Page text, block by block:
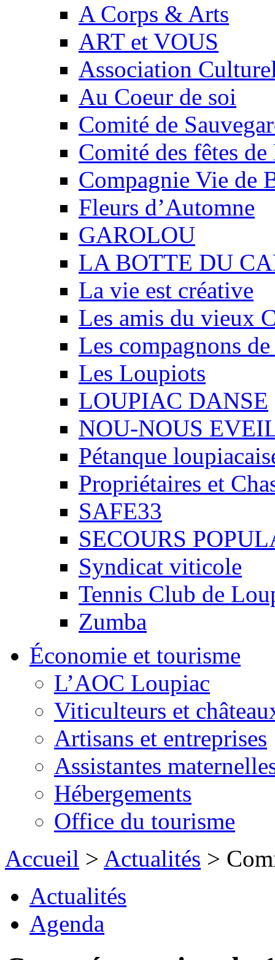
A Corps & Arts
ART et VOUS
Association
Au Coeur de soi
Comité de
Comité des fêtes
Compagnie Vie de
Fleurs d’Automne
GAROLOU
LA BOTTE DU
La vie est créative
Les amis du vieux
Les compagnons
Les Loupiots
LOUPIAC DANSE
NOU-NOUS
Pétanque
Propriétaires et
SAFE33
SECOURS
Syndicat viticole
Tennis Club de
Zumba
Économie et tourisme
L’AOC Loupiac
Viticulteurs et
Artisans et entreprises
Assistantes
Hébergements
Office du tourisme
Accueil > Actualités >
Actualités
Agenda